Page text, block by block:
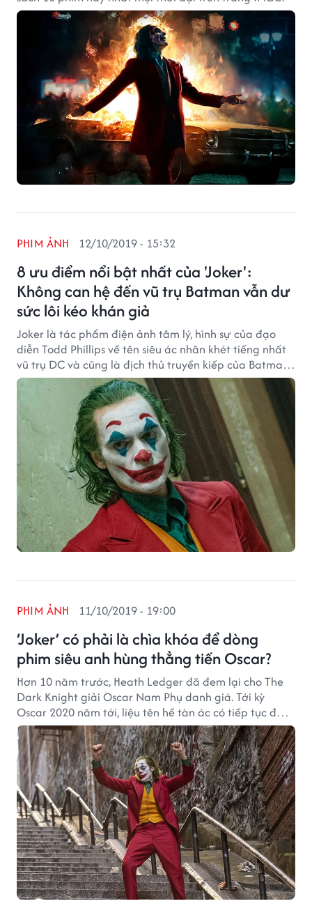
8 ưu điểm nổi bật nhất của 'Joker':
Không can hệ đến vũ trụ Batman vẫn dư
sức lôi kéo khán giả
PHIM ẢNH 12/10/2019 - 15:32
Joker là tác phẩm điện ảnh tâm lý, hình sự của đạo
diễn Todd Phillips về tên siêu ác nhân khét tiếng nhất
vũ trụ DC và cũng là địch thủ truyền kiếp của Batman.
Bộ phim xuất sắc giành được giải Sư Tử Vàng ở LHP
Cannes và nhận được nhiều ý kiến trái chiều từ phía
khán giả.
‘Joker’ có phải là chìa khóa để dòng
phim siêu anh hùng thẳng tiến Oscar?
PHIM ẢNH 11/10/2019 - 19:00
Hơn 10 năm trước, Heath Ledger đã đem lại cho The
Dark Knight giải Oscar Nam Phụ danh giá. Tới kỳ
Oscar 2020 năm tới, liệu tên hề tàn ác có tiếp tục đạt
tượng vàng hay không?